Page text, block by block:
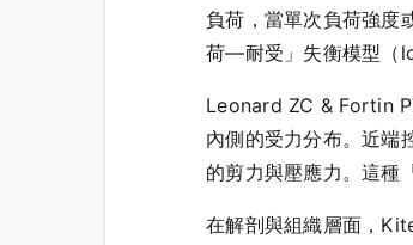
負荷，當單次負荷強度
荷—耐受」失衡模型（
Leonard ZC & Fortin
內側的受力分布。近端
的剪力與壓應力。這種
在解剖與組織層面，